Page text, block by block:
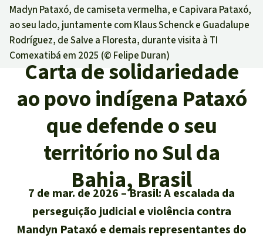
Informar
Informar
Atualidades
Êxitos
Temas
Biodiversidade:
Clima
Óleo de palma
Agroenergia e
Biocombustíveis
Quem somos
Salve a Floresta
Quem somos
FAQ
Transparência
Contato
Pesquisa
Português
Deutsch
English
Español
Doar para um tema
Proteção de florestas
Proteção dos animais
Proteção de indígenas
Doar para uma região
Sudeste asiático
África
América Latina
Madyn Pataxó, de camiseta vermelha, e Capivara Pataxó,
ao seu lado, juntamente com Klaus Schenck e Guadalupe
Rodríguez, de Salve a Floresta, durante visita à TI
Comexatibá em 2025 (© Felipe Duran)
Carta de solidariedade
ao povo indígena Pataxó
que defende o seu
território no Sul da
Bahia, Brasil
7 de mar. de 2026
Brasil: A escalada da
perseguição judicial e violência contra
Mandyn Pataxó e demais representantes do